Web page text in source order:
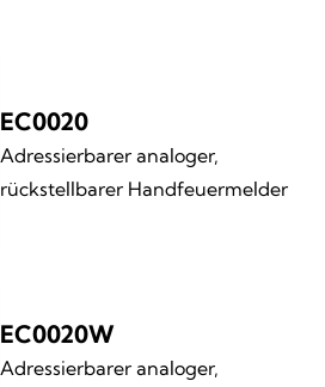
EC0020
Adressierbarer analoger,
rückstellbarer Handfeuermelder
EC0020W
Adressierbarer analoger,